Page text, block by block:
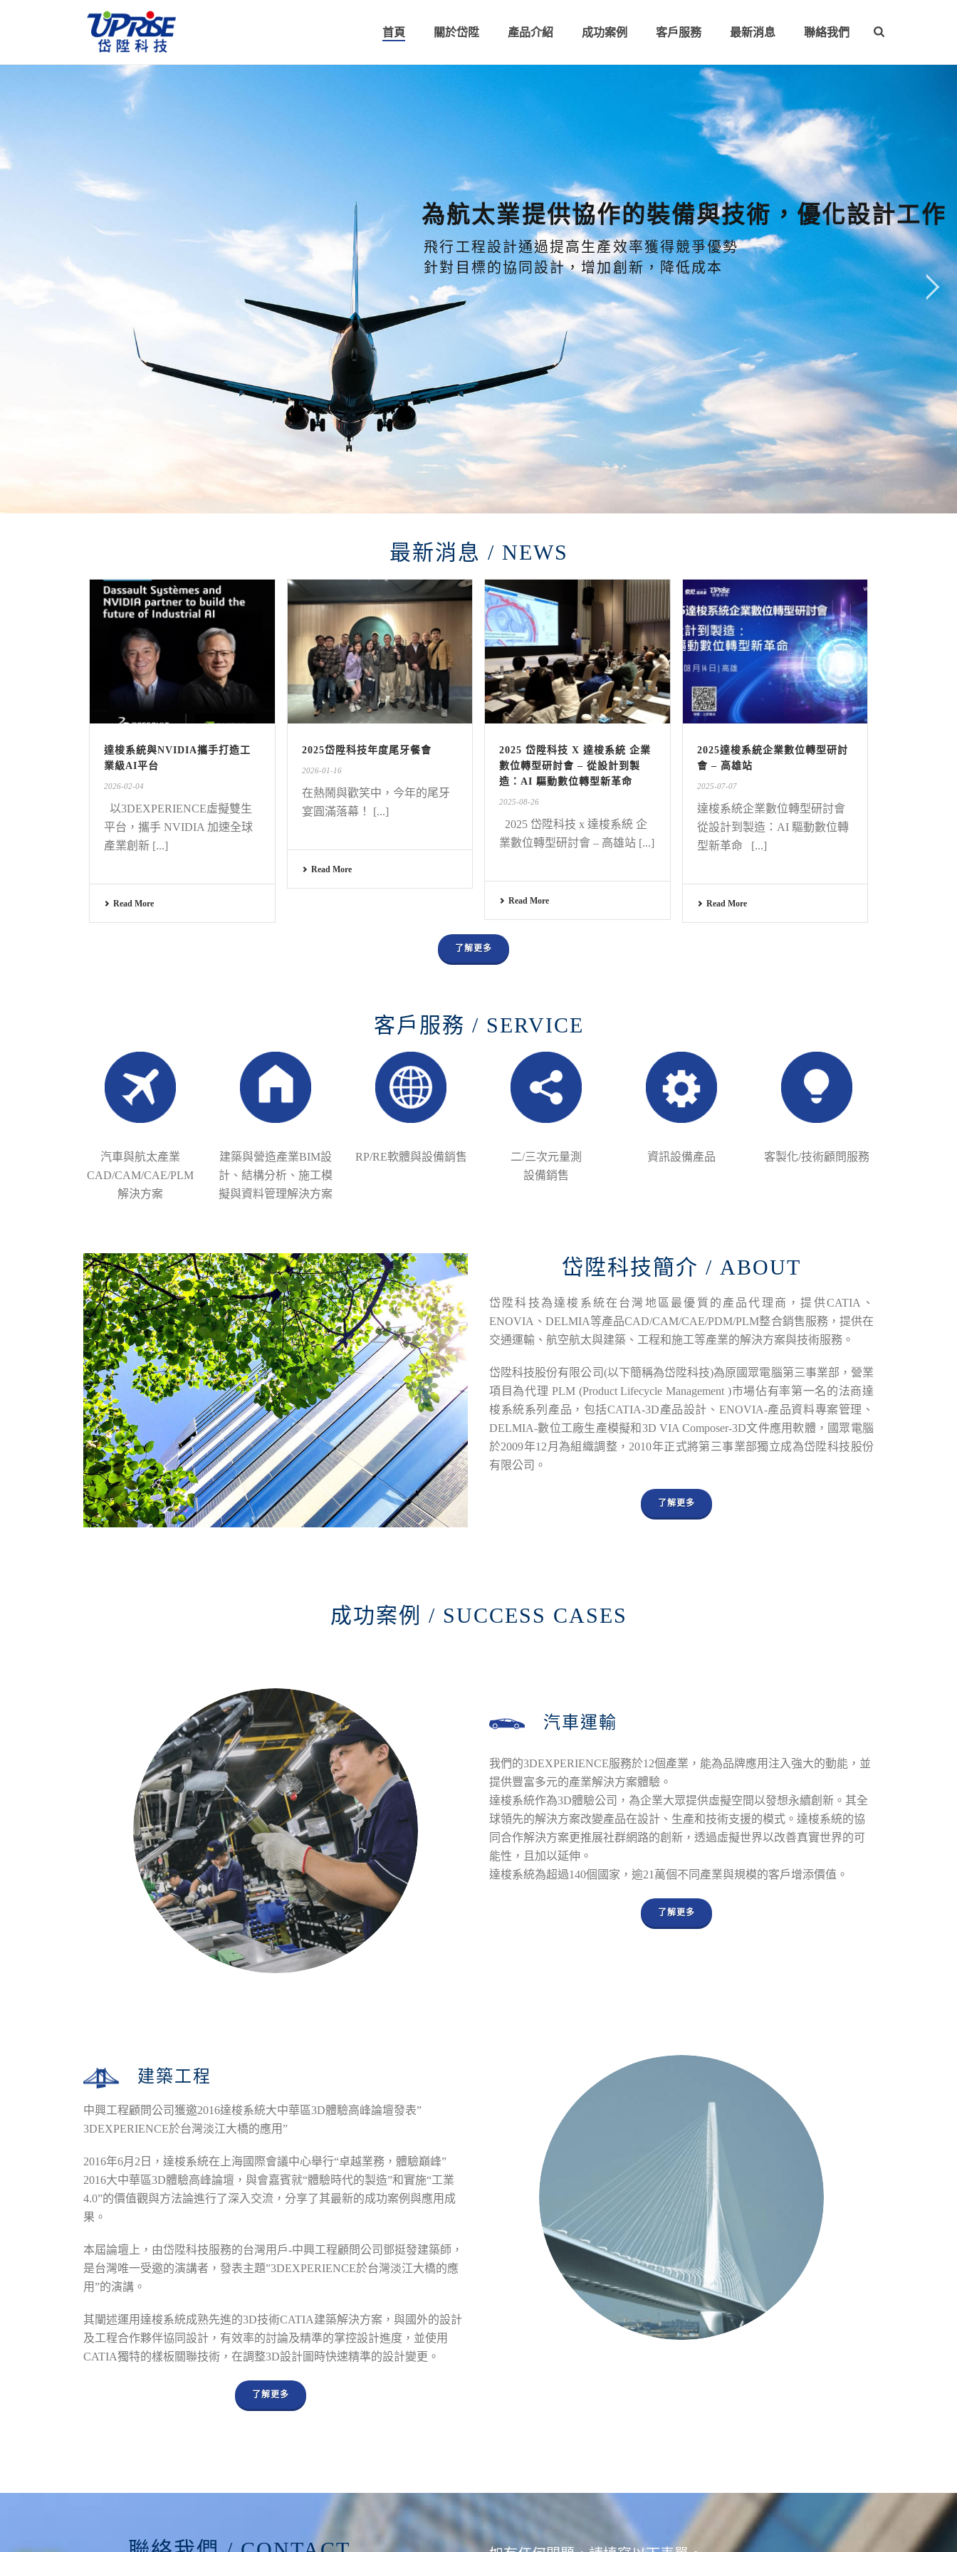
首頁 關於岱陞 產品介紹 成功案例 客戶服務 最新消息 聯絡我們
飛行工程設計通過提高生產效率獲得競爭優勢
針對目標的協同設計，增加創新，降低成本
為航太業提供協作的裝備與技術，優化設計工作
最新消息 / NEWS
達梭系統與NVIDIA攜手打造工
業級AI平台
2026-02-04
以3DEXPERIENCE虛擬雙生
平台，攜手 NVIDIA 加速全球
產業創新 [...]
Read More
2025岱陞科技年度尾牙餐會
2026-01-16
在熱鬧與歡笑中，今年的尾牙
宴圓滿落幕！ [...]
Read More
2025 岱陞科技 X 達梭系統 企業
數位轉型研討會 – 從設計到製
造：AI 驅動數位轉型新革命
2025-08-26
2025 岱陞科技 x 達梭系統 企
業數位轉型研討會 – 高雄站 [...]
Read More
2025達梭系統企業數位轉型研討
會 – 高雄站
2025-07-07
達梭系統企業數位轉型研討會
從設計到製造：AI 驅動數位轉
型新革命 [...]
Read More
了解更多
客戶服務 / SERVICE
汽車與航太產業
CAD/CAM/CAE/PLM
解決方案
建築與營造產業BIM設
計、結構分析、施工模
擬與資料管理解決方案
RP/RE軟體與設備銷售
二/三次元量測
設備銷售
資訊設備產品 客製化/技術顧問服務
岱陞科技簡介 / ABOUT
岱陞科技為達梭系統在台灣地區最優質的產品代理商，提供CATIA、
ENOVIA、DELMIA等產品CAD/CAM/CAE/PDM/PLM整合銷售服務，提供在
交通運輸、航空航太與建築、工程和施工等產業的解決方案與技術服務。
岱陞科技股份有限公司(以下簡稱為岱陞科技)為原國眾電腦第三事業部，營業
項目為代理 PLM (Product Lifecycle Management )市場佔有率第一名的法商達
梭系統系列產品，包括CATIA-3D產品設計、ENOVIA-產品資料專案管理、
DELMIA-數位工廠生產模擬和3D VIA Composer-3D文件應用軟體，國眾電腦
於2009年12月為組織調整，2010年正式將第三事業部獨立成為岱陞科技股份
有限公司。
了解更多
成功案例 / SUCCESS CASES
汽車運輸
我們的3DEXPERIENCE服務於12個產業，能為品牌應用注入強大的動能，並
提供豐富多元的產業解決方案體驗。
達梭系統作為3D體驗公司，為企業大眾提供虛擬空間以發想永續創新。其全
球領先的解決方案改變產品在設計、生產和技術支援的模式。達梭系統的協
同合作解決方案更推展社群網路的創新，透過虛擬世界以改善真實世界的可
能性，且加以延伸。
達梭系統為超過140個國家，逾21萬個不同產業與規模的客戶增添價值。
了解更多
建築工程
中興工程顧問公司獲邀2016達梭系統大中華區3D體驗高峰論壇發表”
3DEXPERIENCE於台灣淡江大橋的應用”
2016年6月2日，達梭系統在上海國際會議中心舉行“卓越業務，體驗巔峰”
2016大中華區3D體驗高峰論壇，與會嘉賓就“體驗時代的製造”和實施“工業
4.0”的價值觀與方法論進行了深入交流，分享了其最新的成功案例與應用成
果。
本屆論壇上，由岱陞科技服務的台灣用戶-中興工程顧問公司鄧挺發建築師，
是台灣唯一受邀的演講者，發表主題”3DEXPERIENCE於台灣淡江大橋的應
用”的演講。
其闡述運用達梭系統成熟先進的3D技術CATIA建築解決方案，與國外的設計
及工程合作夥伴協同設計，有效率的討論及精準的掌控設計進度，並使用
CATIA獨特的樣板關聯技術，在調整3D設計圖時快速精準的設計變更。
了解更多